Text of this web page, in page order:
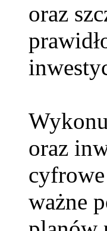
oraz
oraz
ważne